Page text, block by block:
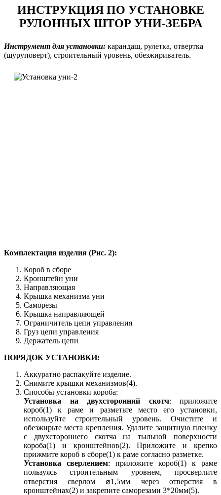
ИНСТРУКЦИЯ ПО УСТАНОВКЕ
РУЛОННЫХ ШТОР УНИ-ЗЕБРА
Инструмент для установки: карандаш, рулетка, отвертка
(шуруповерт), строительный уровень, обезжириватель.
Комплектация изделия (Рис. 2):
Короб в сборе
Кронштейн уни
Направляющая
Крышка механизма уни
Саморезы
Крышка направляющей
Ограничитель цепи управления
Груз цепи управления
Держатель цепи
ПОРЯДОК УСТАНОВКИ:
Аккуратно распакуйте изделие.
Снимите крышки механизмов(4).
Способы установки короба:
Установка на двухсторонний скотч: приложите
короб(1) к раме и разметьте место его установки,
используйте строительный уровень. Очистите и
обезжирьте места крепления. Удалите защитную пленку
с двухстороннего скотча на тыльной поверхности
короба(1) и кронштейнов(2). Приложите и крепко
прижмите короб в сборе(1) к раме согласно разметке.
Установка сверлением: приложите короб(1) к раме
пользуясь строительным уровнем, просверлите
отверстия сверлом ⌀1,5мм через отверстия в
кронштейнах(2) и закрепите саморезами 3*20мм(5).